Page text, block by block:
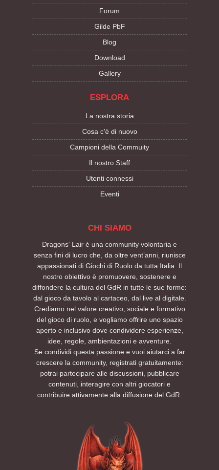
Forum
Gilde PbF
Blog
Download
Gallery
ESPLORA
La nostra storia
Cosa c'è di nuovo
Campioni della Commuity
Il nostro Staff
Utenti connessi
Eventi
CHI SIAMO
Dragons' Lair è una community volontaria e
senza fini di lucro che, da oltre vent’anni, riunisce
appassionati di Giochi di Ruolo da tutta Italia. Il
nostro obiettivo è promuovere, sostenere e
diffondere la cultura del GdR in tutte le sue forme:
dal gioco da tavolo al cartaceo, dal live al digitale.
Crediamo nel valore creativo, sociale e formativo
del gioco di ruolo, e vogliamo offrire uno spazio
aperto e inclusivo dove condividere esperienze,
idee, regole, ambientazioni e avventure.
Se condividi questa passione e vuoi aiutarci a far
crescere la community, registrati gratuitamente:
potrai partecipare alle discussioni, pubblicare
contenuti, interagire con altri giocatori e
contribuire attivamente alla diffusione del GdR.